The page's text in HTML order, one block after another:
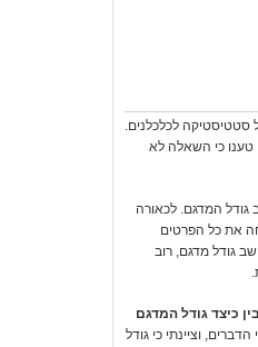
כמה קורסים של סטטיסטיקה לכלכלנים.
כי השאלה לא
גודל המדגם. לכאורה
את כל הפרטים
גודל מדגם, רוב
כיצד גודל המדגם
וציינתי כי גודל